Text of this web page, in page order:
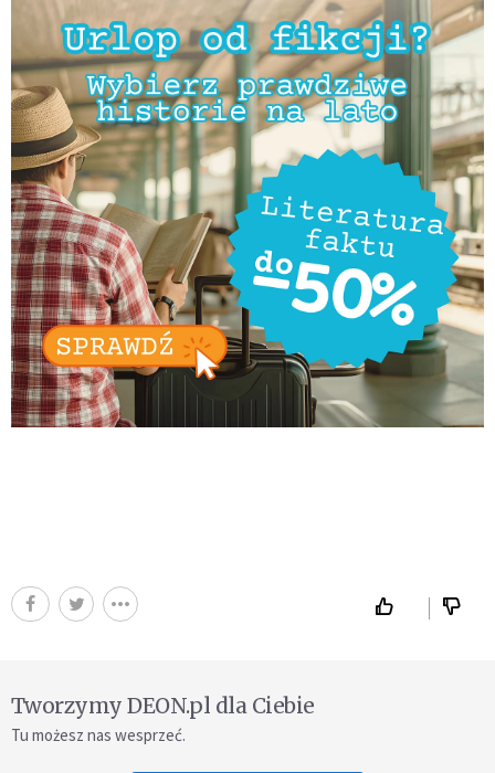
Tworzymy DEON.pl dla Ciebie
Tu możesz nas wesprzeć.